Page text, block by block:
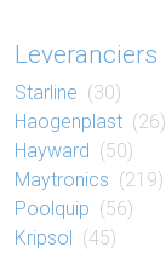
Leveranciers
Starline (30)
Haogenplast (26)
Hayward (50)
Maytronics (219)
Poolquip (56)
Kripsol (45)